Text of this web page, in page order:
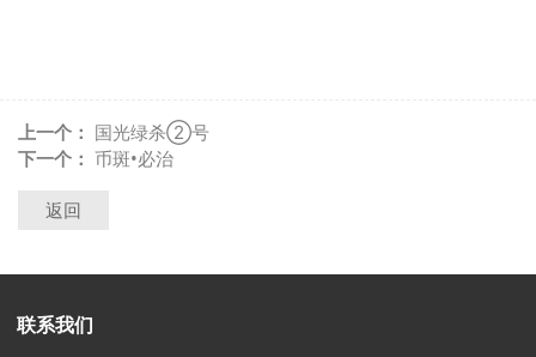
上一个： 国光绿杀②号
下一个：币斑•必治
返回
联系我们